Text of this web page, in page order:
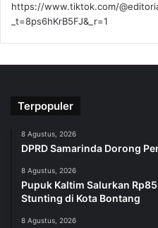
https://www.tiktok.com/
_t=8ps6hKrB5FJ&_r=1
Terpopuler
8 Agustus, 2026
DPRD Samarinda Dorong
8 Agustus, 2026
Pupuk Kaltim Salurkan
Stunting di Kota Bontang
8 Agustus, 2026